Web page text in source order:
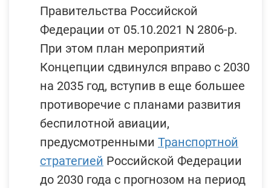
Правительства Российской
Федерации от 05.10.2021 N 2806-р.
При этом план мероприятий
Концепции сдвинулся вправо с 2030
на 2035 год, вступив в еще большее
противоречие с планами развития
беспилотной авиации,
предусмотренными Транспортной
стратегией Российской Федерации
до 2030 года с прогнозом на период